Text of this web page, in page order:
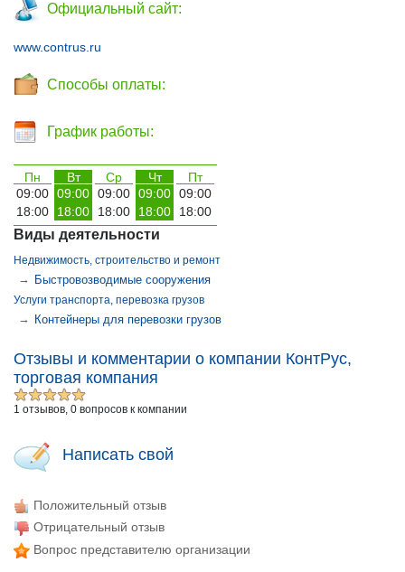
Официальный сайт:
www.contrus.ru
Способы оплаты:
График работы:
Пн Вт Ср Чт
Пт
09:00 09:00 09:00 09:00 09:00
18:00
18:00 18:00 18:00 18:00
Виды деятельности
Недвижимость, строительство и ремонт
→ Быстровозводимые сооружения
Услуги транспорта, перевозка грузов
→ Контейнеры для перевозки грузов
Отзывы и комментарии о компании КонтРус,
торговая компания
1 отзывов, 0 вопросов к компании
Написать свой
Положительный отзыв
Отрицательный отзыв
Вопрос представителю организации